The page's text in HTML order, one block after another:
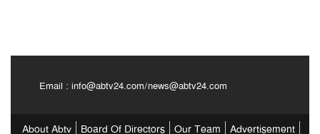
Email : info@abtv24.com/news@abtv24.com
About Abtv Board Of Directors Our Team Advertisement